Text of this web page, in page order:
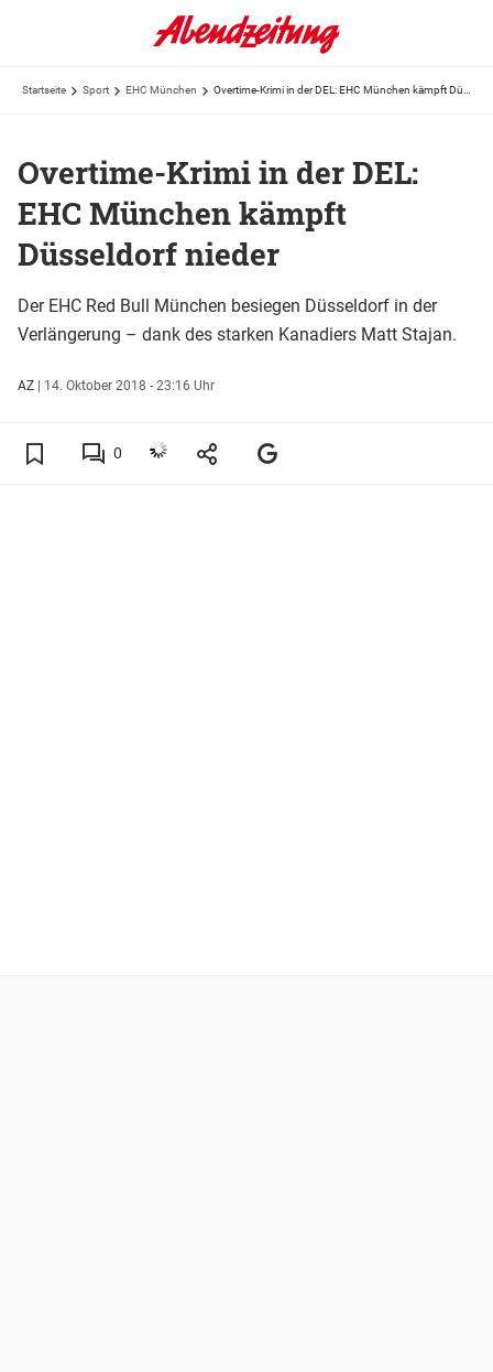
Startseite Sport EHC München
Overtime-Krimi in der DEL:
EHC München kämpft
Düsseldorf nieder
Der EHC Red Bull München besiegen Düsseldorf in der
Verlängerung – dank des starken Kanadiers Matt Stajan.
AZ | 14. Oktober 2018 - 23:16 Uhr
0